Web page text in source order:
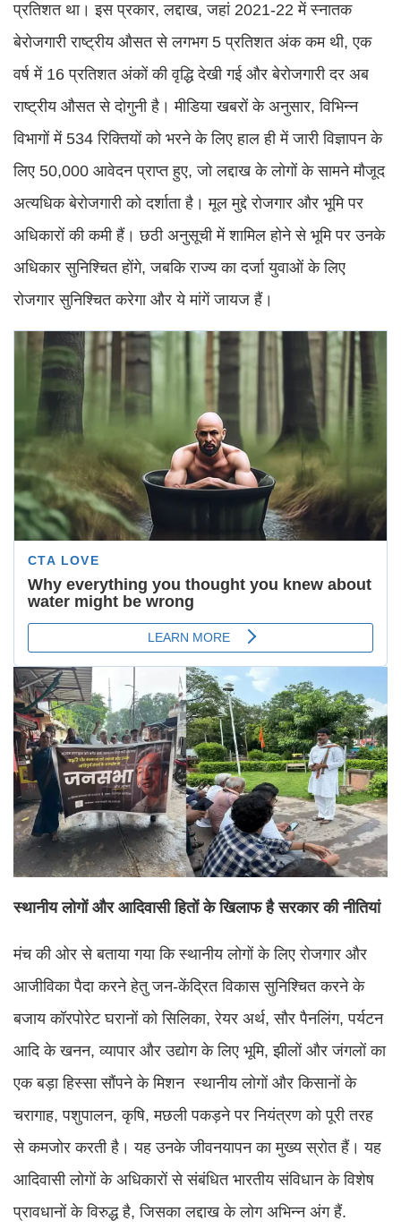
प्रतिशत था। इस प्रकार, लद्दाख, जहां 2021-22 में स्नातक
बेरोजगारी राष्ट्रीय औसत से लगभग 5 प्रतिशत अंक कम थी, एक
वर्ष में 16 प्रतिशत अंकों की वृद्धि देखी गई और बेरोजगारी दर अब
राष्ट्रीय औसत से दोगुनी है। मीडिया खबरों के अनुसार, विभिन्न
विभागों में 534 रिक्तियों को भरने के लिए हाल ही में जारी विज्ञापन के
लिए 50,000 आवेदन प्राप्त हुए, जो लद्दाख के लोगों के सामने मौजूद
अत्यधिक बेरोजगारी को दर्शाता है। मूल मुद्दे रोजगार और भूमि पर
अधिकारों की कमी हैं। छठी अनुसूची में शामिल होने से भूमि पर उनके
अधिकार सुनिश्चित होंगे, जबकि राज्य का दर्जा युवाओं के लिए
रोजगार सुनिश्चित करेगा और ये मांगें जायज हैं।
स्थानीय लोगों और आदिवासी हितों के खिलाफ है सरकार की नीतियां
मंच की ओर से बताया गया कि स्थानीय लोगों के लिए रोजगार और
आजीविका पैदा करने हेतु जन-केंद्रित विकास सुनिश्चित करने के
बजाय कॉरपोरेट घरानों को सिलिका, रेयर अर्थ, सौर पैनलिंग, पर्यटन
आदि के खनन, व्यापार और उद्योग के लिए भूमि, झीलों और जंगलों का
एक बड़ा हिस्सा सौंपने के मिशन स्थानीय लोगों और किसानों के
चरागाह, पशुपालन, कृषि, मछली पकड़ने पर नियंत्रण को पूरी तरह
से कमजोर करती है। यह उनके जीवनयापन का मुख्य स्रोत हैं। यह
आदिवासी लोगों के अधिकारों से संबंधित भारतीय संविधान के विशेष
प्रावधानों के विरुद्ध है, जिसका लद्दाख के लोग अभिन्न अंग हैं.